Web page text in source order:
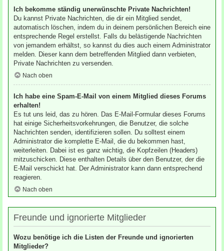
Ich bekomme ständig unerwünschte Private Nachrichten!
Du kannst Private Nachrichten, die dir ein Mitglied sendet,
automatisch löschen, indem du in deinem persönlichen Bereich eine
entsprechende Regel erstellst. Falls du belästigende Nachrichten
von jemandem erhältst, so kannst du dies auch einem Administrator
melden. Dieser kann dem betreffenden Mitglied dann verbieten,
Private Nachrichten zu versenden.
Nach oben
Ich habe eine Spam-E-Mail von einem Mitglied dieses Forums
erhalten!
Es tut uns leid, das zu hören. Das E-Mail-Formular dieses Forums
hat einige Sicherheitsvorkehrungen, die Benutzer, die solche
Nachrichten senden, identifizieren sollen. Du solltest einem
Administrator die komplette E-Mail, die du bekommen hast,
weiterleiten. Dabei ist es ganz wichtig, die Kopfzeilen (Headers)
mitzuschicken. Diese enthalten Details über den Benutzer, der die
E-Mail verschickt hat. Der Administrator kann dann entsprechend
reagieren.
Nach oben
Freunde und ignorierte Mitglieder
Wozu benötige ich die Listen der Freunde und ignorierten
Mitglieder?